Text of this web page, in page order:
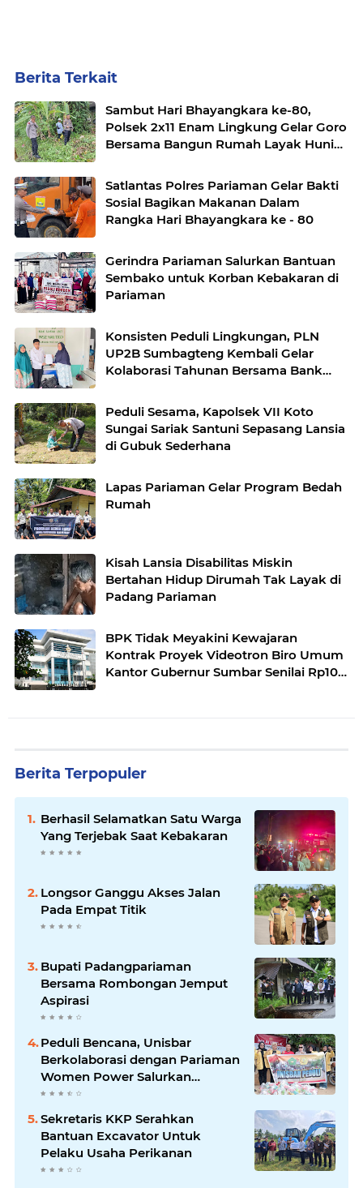
Berita Terkait
Sambut Hari Bhayangkara ke-80,
Polsek 2x11 Enam Lingkung Gelar Goro
Bersama Bangun Rumah Layak Huni
Satlantas Polres Pariaman Gelar Bakti
Sosial Bagikan Makanan Dalam
Rangka Hari Bhayangkara ke - 80
Gerindra Pariaman Salurkan Bantuan
Sembako untuk Korban Kebakaran di
Pariaman
Konsisten Peduli Lingkungan, PLN
UP2B Sumbagteng Kembali Gelar
Kolaborasi Tahunan Bersama Bank
Peduli Sesama, Kapolsek VII Koto
Sungai Sariak Santuni Sepasang Lansia
di Gubuk Sederhana
Lapas Pariaman Gelar Program Bedah
Rumah
Kisah Lansia Disabilitas Miskin
Bertahan Hidup Dirumah Tak Layak di
Padang Pariaman
BPK Tidak Meyakini Kewajaran
Kontrak Proyek Videotron Biro Umum
Kantor Gubernur Sumbar Senilai Rp10
Berita Terpopuler
Berhasil Selamatkan Satu Warga
Yang Terjebak Saat Kebakaran
Longsor Ganggu Akses Jalan
Pada Empat Titik
Bupati Padangpariaman
Bersama Rombongan Jemput
Aspirasi
Peduli Bencana, Unisbar
Berkolaborasi dengan Pariaman
Women Power Salurkan
Bantuan untuk Korban Banjir di
Padang
Sekretaris KKP Serahkan
Bantuan Excavator Untuk
Pelaku Usaha Perikanan